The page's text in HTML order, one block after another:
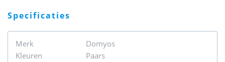
specificaties
Merk
Domyos
Kleuren
Paars